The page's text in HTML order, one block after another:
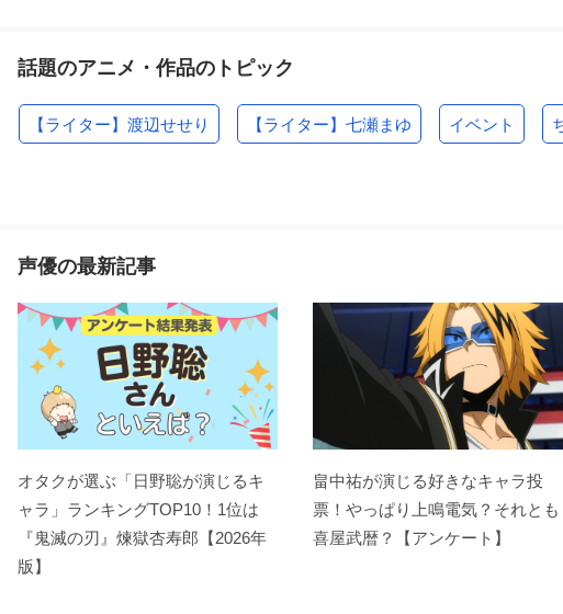
話題のアニメ・作品のトピック
【ライター】渡辺せせり 【ライター】七瀬まゆ イベント
声優の最新記事
オタクが選ぶ「日野聡が演じるキ
ャラ」ランキングTOP10！1位は
『鬼滅の刃』煉󠄁獄杏寿郎【2026年
版】
畠中祐が演じる好きなキャラ投
票！やっぱり上鳴電気？それとも
喜屋武暦？【アンケート】